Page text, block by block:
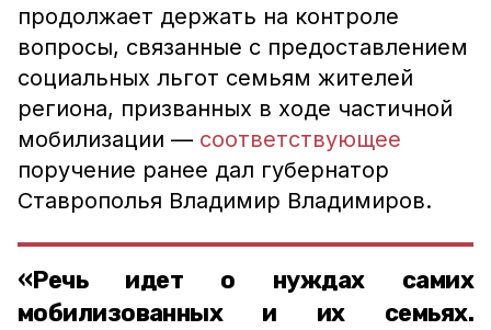
продолжает держать на контроле
вопросы, связанные с предоставлением
социальных льгот семьям жителей
региона, призванных в ходе частичной
мобилизации — соответствующее
поручение ранее дал губернатор
Ставрополья Владимир Владимиров.
«Речь идет о нуждах самих
мобилизованных и их семьях.